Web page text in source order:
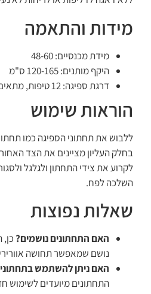
מידות והתאמה
מידת מכנסיים: 48-60
היקף מותנים: 120-165 ס"מ
דרגת ספיגה: 12 טיפות, מתאים לשימוש לילי
הוראות שימוש
ללבוש את תחתוני הספיגה כמו
בחלק העליון מציינים את הצד
לקרוע את צידי התחתון ולגלגל
השלכה לפח.
שאלות נפוצות
האם התחתונים נושמים?
נושם שמאפשר תחושה
האם ניתן להשתמש
התחתונים מיועדים לשימוש